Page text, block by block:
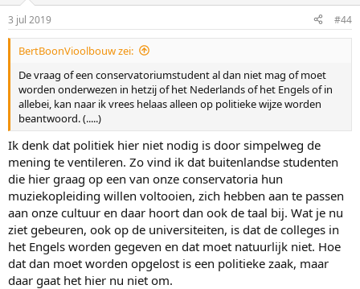
3 jul 2019 #44
BertBoonVioolbouw zei:
De vraag of een conservatoriumstudent al dan niet mag of moet
worden onderwezen in hetzij of het Nederlands of het Engels of in
allebei, kan naar ik vrees helaas alleen op politieke wijze worden
beantwoord. (.....)
Ik denk dat politiek hier niet nodig is door simpelweg de
mening te ventileren. Zo vind ik dat buitenlandse studenten
die hier graag op een van onze conservatoria hun
muziekopleiding willen voltooien, zich hebben aan te passen
aan onze cultuur en daar hoort dan ook de taal bij. Wat je nu
ziet gebeuren, ook op de universiteiten, is dat de colleges in
het Engels worden gegeven en dat moet natuurlijk niet. Hoe
dat dan moet worden opgelost is een politieke zaak, maar
daar gaat het hier nu niet om.